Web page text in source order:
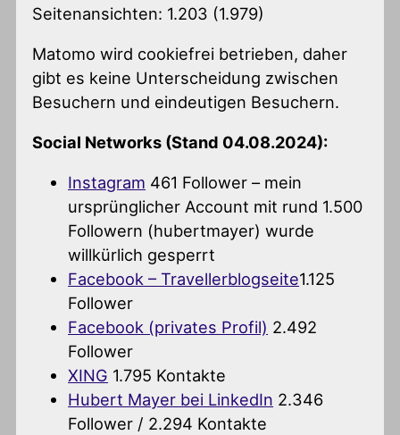
Seitenansichten: 1.203 (1.979)
Matomo wird cookiefrei betrieben, daher
gibt es keine Unterscheidung zwischen
Besuchern und eindeutigen Besuchern.
Social Networks (Stand 04.08.2024):
Instagram 461 Follower – mein
ursprünglicher Account mit rund 1.500
Followern (hubertmayer) wurde
willkürlich gesperrt
Facebook – Travellerblogseite1.125
Follower
Facebook (privates Profil) 2.492
Follower
XING 1.795 Kontakte
Hubert Mayer bei LinkedIn 2.346
Follower / 2.294 Kontakte